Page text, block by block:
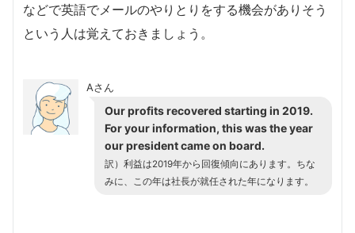
などで英語でメールのやりとりをする機会がありそう
という人は覚えておきましょう。
Aさん
Our profits recovered starting in 2019.
For your information, this was the year
our president came on board.
訳）利益は2019年から回復傾向にあります。ちな
みに、この年は社長が就任された年になります。